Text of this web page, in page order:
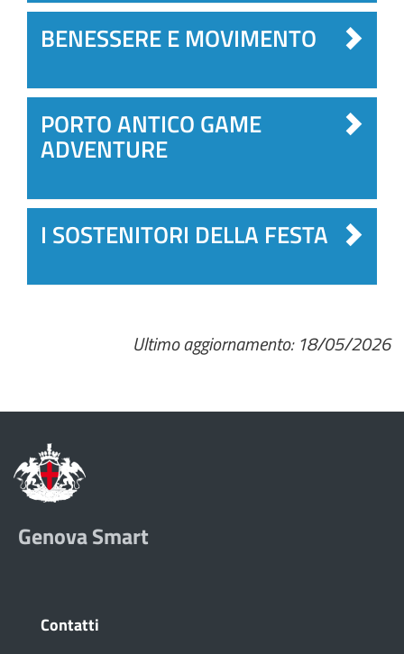
BENESSERE E MOVIMENTO
PORTO ANTICO GAME
ADVENTURE
I SOSTENITORI DELLA FESTA
Ultimo aggiornamento: 18/05/2026
Genova Smart
Contatti